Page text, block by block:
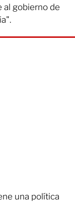
al gobierno de
una política